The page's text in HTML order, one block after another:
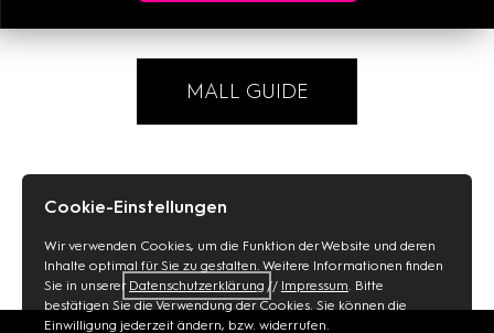
Cookie-Einstellungen
Wir verwenden Cookies, um die Funktion der Website und deren
Inhalte optimal für Sie zu gestalten. Weitere Informationen finden
Sie in unserer Datenschutzerklärung // Impressum . Bitte
bestätigen Sie die Verwendung der Cookies. Sie können die
Einwilligung jederzeit ändern, bzw. widerrufen.
MALL GUIDE